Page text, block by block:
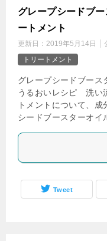
グレープシードブ
ートメント
更新日： 2019年5月14日
トリートメント
グレープシードブー
うるおいレシピ 洗い
トメントについて、
シードブースターオ
Tweet